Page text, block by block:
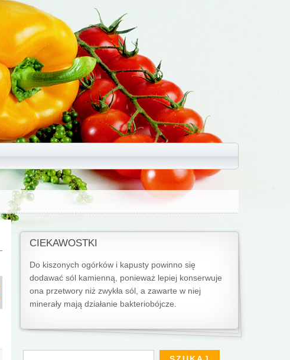
CIEKAWOSTKI
Do kiszonych ogórków i kapusty powinno się
dodawać sól kamienną, ponieważ lepiej konserwuje
ona przetwory niż zwykła sól, a zawarte w niej
minerały mają działanie bakteriobójcze.
Formularz wyszukiwania
Szukaj